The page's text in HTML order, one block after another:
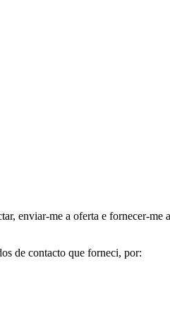
enviar-me a oferta e fornecer-me
de contacto que forneci, por: